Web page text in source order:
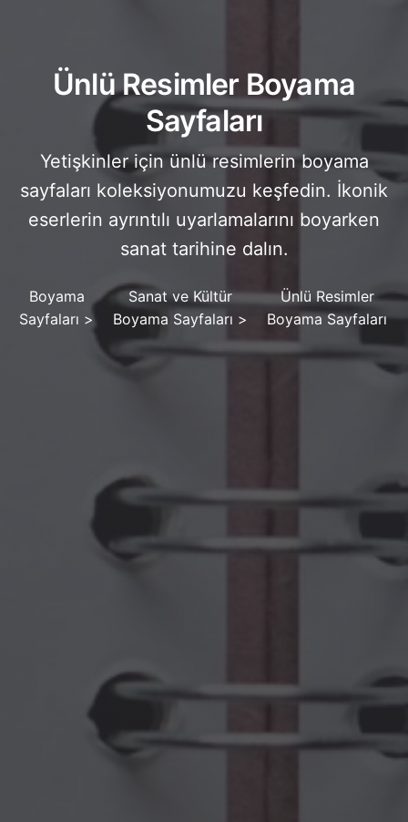
Ünlü Resimler Boyama
Sayfaları
Yetişkinler için ünlü resimlerin boyama
sayfaları koleksiyonumuzu keşfedin. İkonik
eserlerin ayrıntılı uyarlamalarını boyarken
sanat tarihine dalın.
Boyama
Sayfaları >
Sanat ve Kültür
Boyama Sayfaları >
Ünlü Resimler
Boyama Sayfaları